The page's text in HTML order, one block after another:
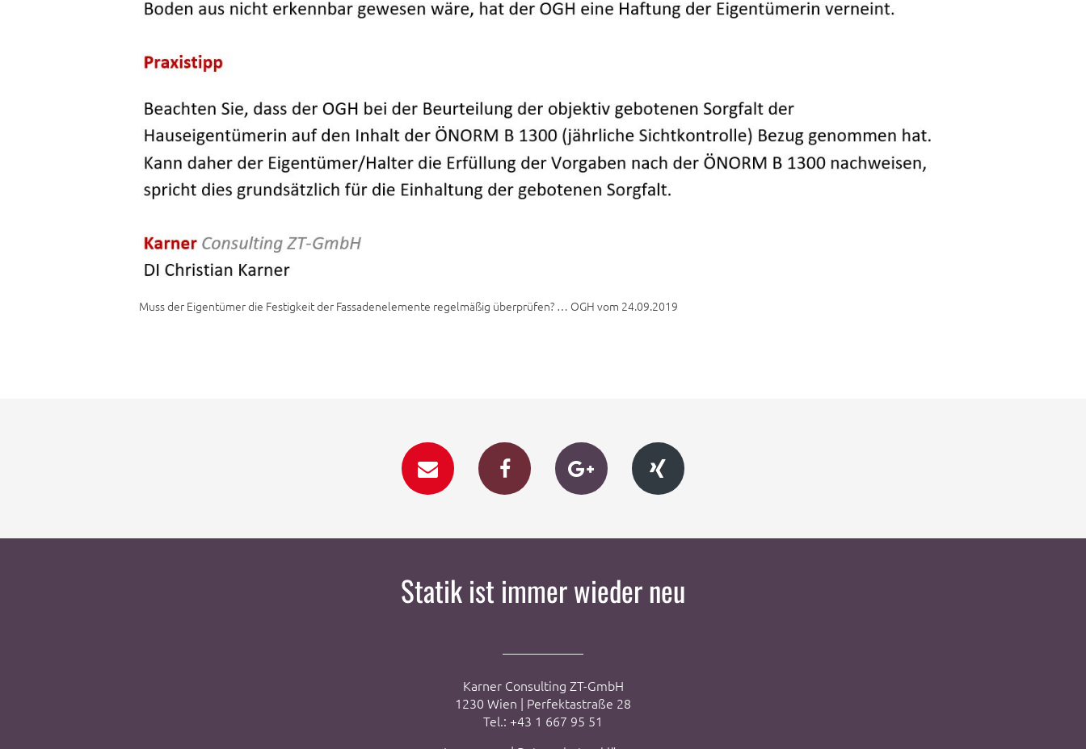
Muss der Eigentümer die Festigkeit der Fassadenelemente regelmäßig überprüfen? … OGH vom 24.09.2019
Statik ist immer wieder neu
Karner Consulting ZT-GmbH
1230 Wien | Perfektastraße 28
Tel.: +43 1 667 95 51